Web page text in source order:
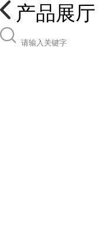
产品展厅